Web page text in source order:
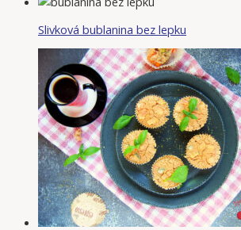
Slivková bublanina bez lepku